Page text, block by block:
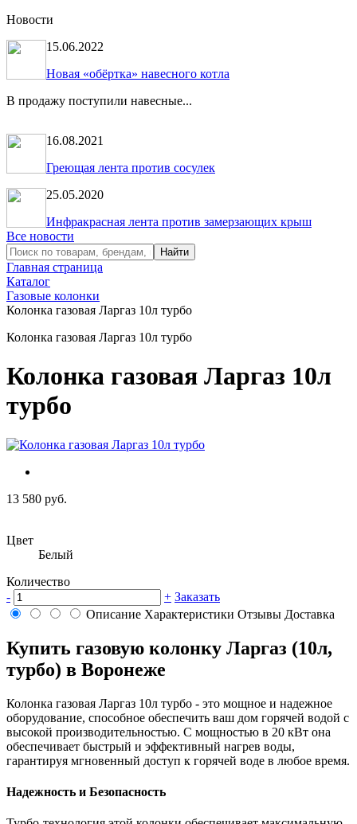
Новости
15.06.2022
Новая «обёртка» навесного котла
В продажу поступили навесные...
16.08.2021
Греющая лента против сосулек
25.05.2020
Инфракрасная лента против замерзающих крыш
Все новости
Главная страница
Каталог
Газовые колонки
Колонка газовая Ларгаз 10л турбо
Колонка газовая Ларгаз 10л турбо
Колонка газовая Ларгаз 10л
турбо
13 580 руб.
Цвет
Белый
Количество
-
+ Заказать
Описание Характеристики Отзывы Доставка
Купить газовую колонку Ларгаз (10л,
турбо) в Воронеже
Колонка газовая Ларгаз 10л турбо - это мощное и надежное
оборудование, способное обеспечить ваш дом горячей водой с
высокой производительностью. С мощностью в 20 кВт она
обеспечивает быстрый и эффективный нагрев воды,
гарантируя мгновенный доступ к горячей воде в любое время.
Надежность и Безопасность